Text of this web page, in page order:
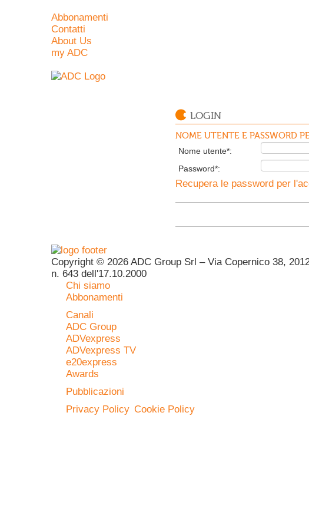
Abbonamenti
Contatti
About Us
my ADC
LOGIN
NOME UTENTE E PASSWORD
Nome utente*:
Password*:
Recupera le password per
Copyright © 2026 ADC Group Srl – Via Copernico 38,
n. 643 dell'17.10.2000
Chi siamo
Abbonamenti
Canali
ADC Group
ADVexpress
ADVexpress TV
e20express
Awards
Pubblicazioni
Privacy Policy Cookie Policy